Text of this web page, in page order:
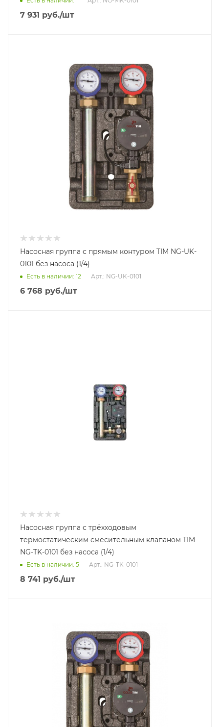
7 931 руб./шт
Диаметр подключения
Насосная группа с прямым контуром TIM NG-UK-
0101 без насоса (1/4)
Есть в наличии: 12 Арт.: NG-UK-0101
6 768 руб./шт
Насосная группа с трёхходовым
термостатическим смесительным клапаном TIM
NG-TK-0101 без насоса (1/4)
Есть в наличии: 5 Арт.: NG-TK-0101
8 741 руб./шт
Диаметр подключения